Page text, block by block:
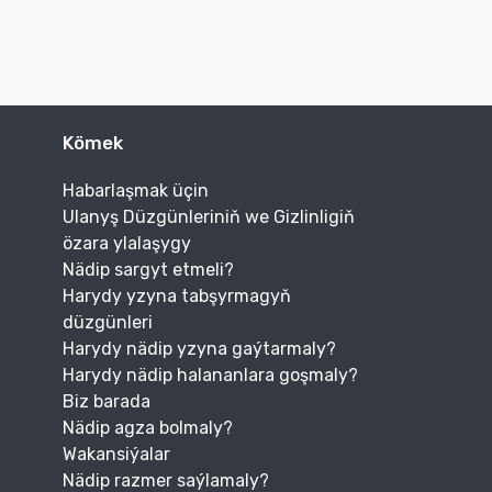
Kömek
Habarlaşmak üçin
Ulanyş Düzgünleriniň we Gizlinligiň
özara ylalaşygy
Nädip sargyt etmeli?
Harydy yzyna tabşyrmagyň
düzgünleri
Harydy nädip yzyna gaýtarmaly?
Harydy nädip halananlara goşmaly?
Biz barada
Nädip agza bolmaly?
Wakansiýalar
Nädip razmer saýlamaly?